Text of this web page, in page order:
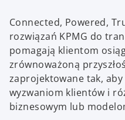
Connected, Powered,
rozwiązań KPMG do
pomagają klientom
zrównoważoną
zaprojektowane tak,
wyzwaniom klientów i
biznesowym lub